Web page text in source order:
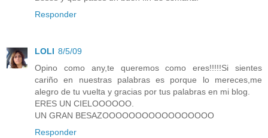
Responder
LOLI 8/5/09
Opino como any,te queremos como eres!!!!!Si sientes
cariño en nuestras palabras es porque lo mereces,me
alegro de tu vuelta y gracias por tus palabras en mi blog.
ERES UN CIELOOOOOO.
UN GRAN BESAZOOOOOOOOOOOOOOOOO
Responder